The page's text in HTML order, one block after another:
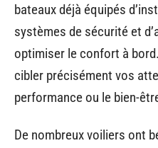
bateaux déjà équipés
systèmes de sécurité et
optimiser le confort à
cibler précisément vos
performance ou le bien-
De nombreux voiliers ont